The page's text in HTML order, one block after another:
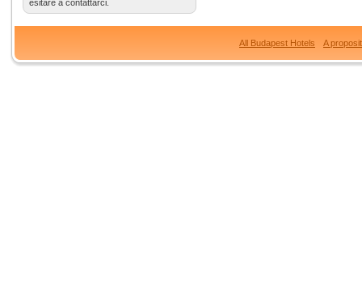
esitare a contattarci.
All Budapest Hotels A